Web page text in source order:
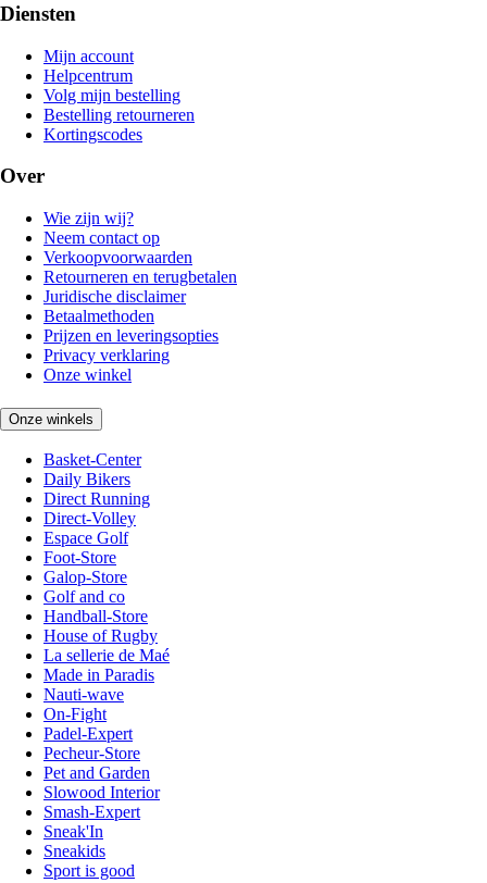
Diensten
Mijn account
Helpcentrum
Volg mijn bestelling
Bestelling retourneren
Kortingscodes
Over
Wie zijn wij?
Neem contact op
Verkoopvoorwaarden
Retourneren en terugbetalen
Juridische disclaimer
Betaalmethoden
Prijzen en leveringsopties
Privacy verklaring
Onze winkel
Onze winkels
Basket-Center
Daily Bikers
Direct Running
Direct-Volley
Espace Golf
Foot-Store
Galop-Store
Golf and co
Handball-Store
House of Rugby
La sellerie de Maé
Made in Paradis
Nauti-wave
On-Fight
Padel-Expert
Pecheur-Store
Pet and Garden
Slowood Interior
Smash-Expert
Sneak'In
Sneakids
Sport is good